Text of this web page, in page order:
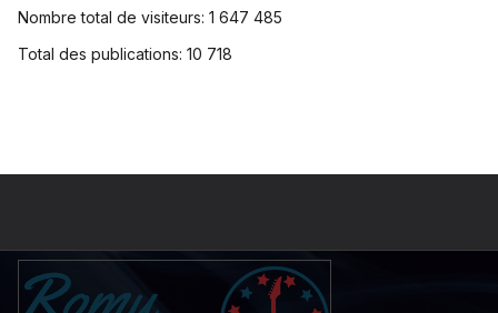
Nombre total de visiteurs: 1 647 485
Total des publications: 10 718